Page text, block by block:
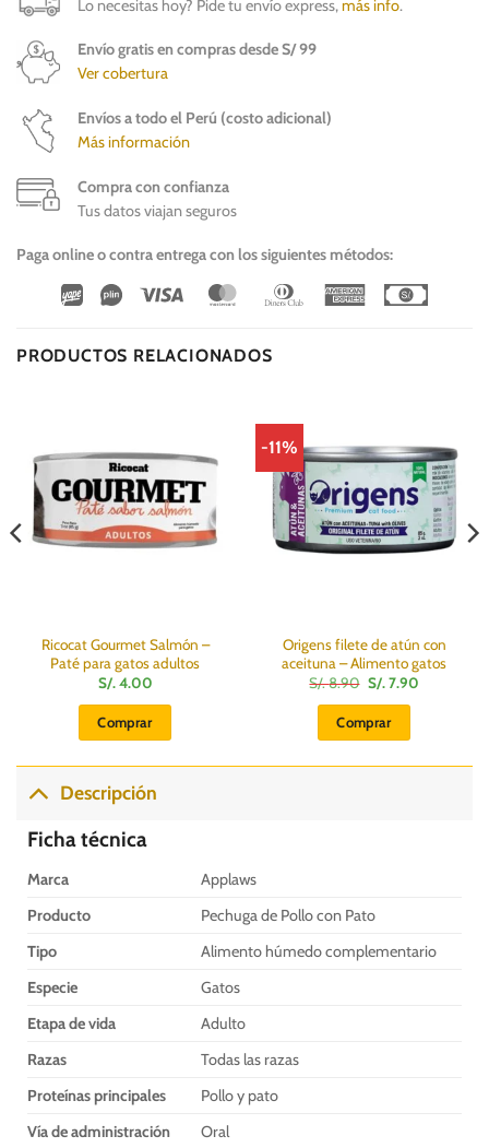
Lo necesitas hoy? Pide tu envío express,más info.
Envío gratis en compras desde S/ 99
Ver cobertura
Envíos a todo el Perú (costo adicional)
Más información
Compra con confianza
Tus datos viajan seguros
Paga online o contra entrega con los siguientes métodos:
Wirecard
Vipps Visa MasterCardDinners
American
PRODUCTOS RELACIONADOS
Ricocat Gourmet Salmón –
Paté para gatos adultos
S/.4.00
Comprar
-11%
Origens filete de atún con
aceituna – Alimento gatos
S/.8.90 El
precio
original
era:
S/.
S/.7.90El
Comprar
Descripción
Ficha técnica
Marca
Applaws
Producto
Pechuga de Pollo con Pato
Tipo
Alimento húmedo complementario
Especie
Gatos
Etapa de vida
Adulto
Razas
Todas las razas
Proteínas principales
Pollo y pato
Vía de administración
Oral